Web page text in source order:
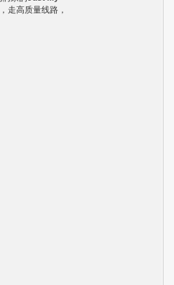
走高质量线路，